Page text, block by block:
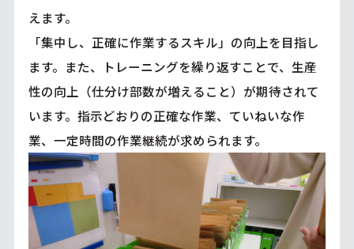
えます。
「集中し、正確に作業するスキル」の向上を目指し
ます。また、トレーニングを繰り返すことで、生産
性の向上（仕分け部数が増えること）が期待されて
います。指示どおりの正確な作業、ていねいな作
業、一定時間の作業継続が求められます。